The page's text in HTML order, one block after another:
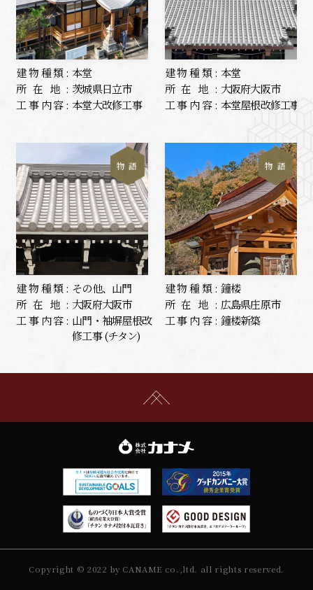
建物種類: 本堂
所在地: 茨城県日立市
工事内容: 本堂大改修工事
建物種類: 本堂
所在地: 大阪府大阪市
工事内容: 本堂屋根改修工事
物 語
建物種類: その他、山門
所在地: 大阪府大阪市
工事内容: 山門・袖塀屋根改
修工事 (チタン)
物 語
建物種類: 鐘楼
所在地: 広島県庄原市
工事内容: 鐘楼新築
Copyright © 2022 by CANAME co.,ltd. all rights reserved.